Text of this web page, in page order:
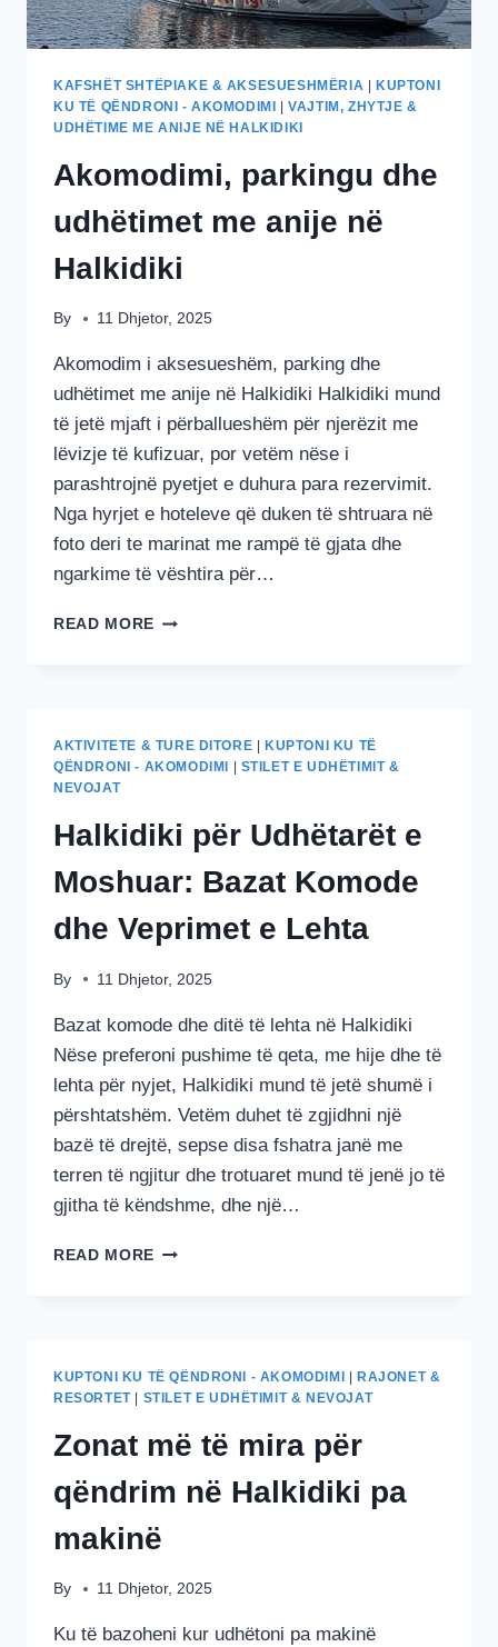
KAFSHËT SHTËPIAKE & AKSESUESHMËRIA
KUPTONI
KU TË QËNDRONI - AKOMODIMI
|VAJTIM, ZHYTJE &
UDHËTIME ME ANIJE NË HALKIDIKI
Akomodimi, parkingu dhe
udhëtimet me anije në
Halkidiki
By 11 Dhjetor, 2025
Akomodim i aksesueshëm, parking dhe
udhëtimet me anije në Halkidiki Halkidiki mund
të jetë mjaft i përballueshëm për njerëzit me
lëvizje të kufizuar, por vetëm nëse i
parashtrojnë pyetjet e duhura para rezervimit.
Nga hyrjet e hoteleve që duken të shtruara në
foto deri te marinat me rampë të gjata dhe
ngarkime të vështira për…
READ MORE AKOMODIMI,
NË
AKTIVITETE & TURE DITORE
KUPTONI KU TË
QËNDRONI - AKOMODIMI
STILET E UDHËTIMIT &
NEVOJAT
Halkidiki për Udhëtarët e
Moshuar: Bazat Komode
dhe Veprimet e Lehta
By 11 Dhjetor, 2025
Bazat komode dhe ditë të lehta në Halkidiki
Nëse preferoni pushime të qeta, me hije dhe të
lehta për nyjet, Halkidiki mund të jetë shumë i
përshtatshëm. Vetëm duhet të zgjidhni një
bazë të drejtë, sepse disa fshatra janë me
terren të ngjitur dhe trotuaret mund të jenë jo të
gjitha të këndshme, dhe një…
READ MORE HALKIDIKI
BAZAT
KOMODE
VEPRIMET
E
LEHTA
KUPTONI KU TË QËNDRONI - AKOMODIMI
RAJONET &
RESORTET| STILET E UDHËTIMIT & NEVOJAT
Zonat më të mira për
qëndrim në Halkidiki pa
makinë
By 11 Dhjetor, 2025
Ku të bazoheni kur udhëtoni pa makinë